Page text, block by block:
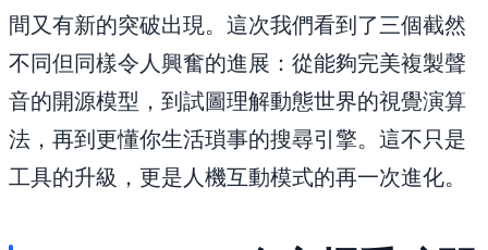
間又有新的突破出現。這次我們看到了三個截然
不同但同樣令人興奮的進展：從能夠完美複製聲
音的開源模型，到試圖理解動態世界的視覺演算
法，再到更懂你生活瑣事的搜尋引擎。這不只是
工具的升級，更是人機互動模式的再一次進化。